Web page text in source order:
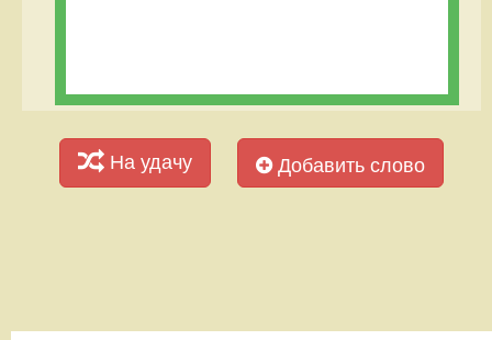
На удачу Добавить слово